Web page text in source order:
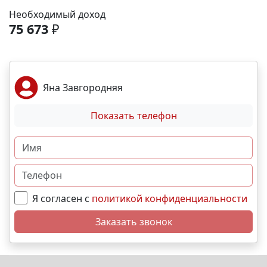
рассрочка от застройщика; Семейная, военная
,базовая,IT- ипотека; Материнский капитал;
Дистанционная покупка. 📞Свяжитесь с нами прямо
вас! N1254
Необходимый доход
75 673 ₽
Яна Завгородняя
Показать телефон
Я согласен с политикой конфиденциальности
Заказать звонок